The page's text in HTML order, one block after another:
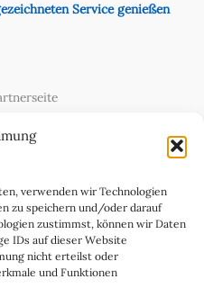
verwenden wir Technologien
zu speichern und/oder darauf
zustimmst, können wir Daten
IDs auf dieser Website
nicht erteilst oder
und Funktionen
Service genießen